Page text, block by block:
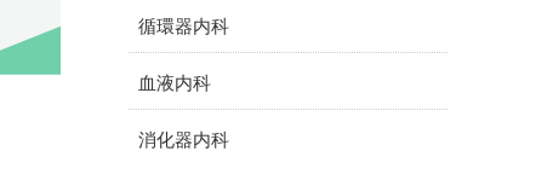
循環器内科
血液内科
消化器内科